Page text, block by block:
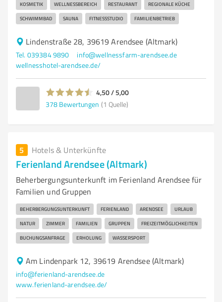
KOSMETIK WELLNESSBEREICH RESTAURANT REGIONALE KÜCHE
SCHWIMMBAD SAUNA FITNESSSTUDIO FAMILIENBETRIEB
Lindenstraße 28, 39619 Arendsee (Altmark)
Tel. 039384 9890
info@wellnessfarm-arendsee.de
wellnesshotel-arendsee.de/
4,50 / 5,00
378 Bewertungen (1 Quelle)
5 Hotels & Unterkünfte
Ferienland Arendsee (Altmark)
Beherbergungsunterkunft im Ferienland Arendsee für
Familien und Gruppen
BEHERBERGUNGSUNTERKUNFT FERIENLAND ARENDSEE URLAUB
NATUR ZIMMER FAMILIEN GRUPPEN FREIZEITMÖGLICHKEITEN
BUCHUNGSANFRAGE ERHOLUNG WASSERSPORT
Am Lindenpark 12, 39619 Arendsee (Altmark)
info@ferienland-arendsee.de
www.ferienland-arendsee.de/